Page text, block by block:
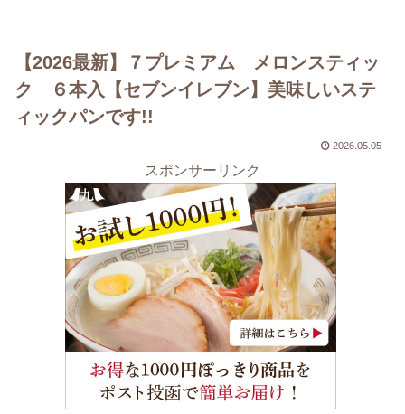
【2026最新】７プレミアム メロンスティッ
ク ６本入【セブンイレブン】美味しいステ
ィックパンです!!
2026.05.05
スポンサーリンク